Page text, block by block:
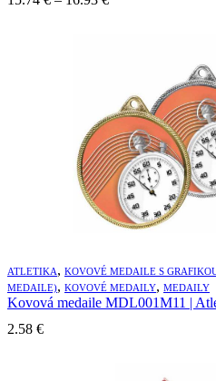
ATLETIKA, KOVOVÉ MEDAILE S
MEDAILE), KOVOVÉ MEDAILY, MEDAILY
Kovová medaile MDL001M11 |
2.58 €